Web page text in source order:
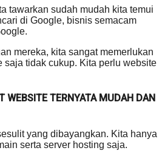
tawarkan sudah mudah kita temui
di Google, bisnis semacam
mereka, kita sangat memerlukan
saja tidak cukup. Kita perlu website
WEBSITE TERNYATA MUDAH DAN
yang dibayangkan. Kita hanya
serta server hosting saja.